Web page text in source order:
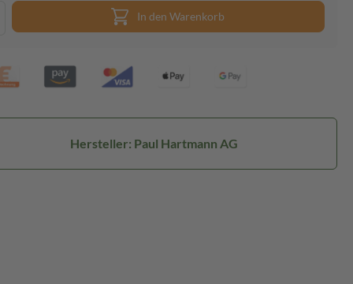
In den Warenkorb
Hersteller: Paul Hartmann AG